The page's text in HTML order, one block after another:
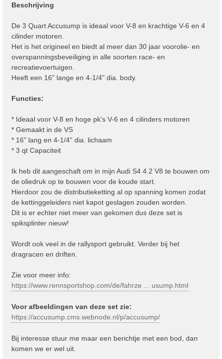
Beschrijving
De 3 Quart Accusump is ideaal voor V-8 en krachtige V-6 en 4
cilinder motoren.
Het is het origineel en biedt al meer dan 30 jaar voorolie- en
overspanningsbeveiliging in alle soorten race- en
recreatievoertuigen.
Heeft een 16" lange en 4-1/4" dia. body.
Functies:
* Ideaal voor V-8 en hoge pk's V-6 en 4 cilinders motoren
* Gemaakt in de VS
* 16" lang en 4-1/4" dia. lichaam
* 3 qt Capaciteit
Ik heb dit aangeschaft om in mijn Audi S4 4.2 V8 te bouwen om
de oliedruk op te bouwen voor de koude start.
Hierdoor zou de distributieketting al op spanning komen zodat
de kettinggeleiders niet kapot geslagen zouden worden.
Dit is er echter niet meer van gekomen dus deze set is
spiksplinter nieuw!
Wordt ook veel in de rallysport gebruikt. Verder bij het
dragracen en driften.
Zie voor meer info:
https://www.rennsportshop.com/de/fahrze ... usump.html
Voor afbeeldingen van deze set zie:
https://accusump.cms.webnode.nl/p/accusump/
Bij interesse stuur me maar een berichtje met een bod, dan
komen we er wel uit.